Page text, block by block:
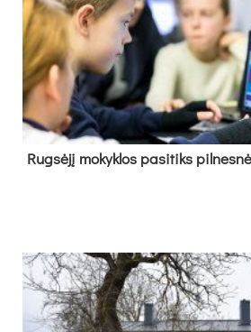
Rug­sė­jį mo­kyk­los pa­si­tiks